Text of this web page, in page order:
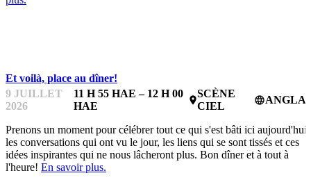
Et voilà, place au dîner!
9 JUILLET
2026
11 H 55 HAE – 12 H 00
HAE
place
SCÈNE
CIEL
language
Prenons un moment pour célébrer tout ce qui s'est bâti ici aujourd'hui,
les conversations qui ont vu le jour, les liens qui se sont tissés et ces
idées inspirantes qui ne nous lâcheront plus. Bon dîner et à tout à
l'heure! En savoir plus.